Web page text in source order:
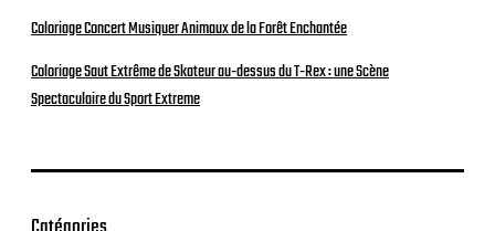
Coloriage Concert Musiquer Animaux de la Forêt Enchantée
Coloriage Saut Extrême de Skateur au-dessus du T-Rex : une Scène
Spectaculaire du Sport Extreme